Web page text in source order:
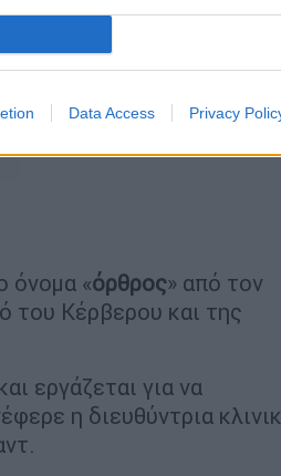
Data Access Privacy
όνομα «όρθρος» από τον
του Κέρβερου και της
εργάζεται για να
η διευθύντρια